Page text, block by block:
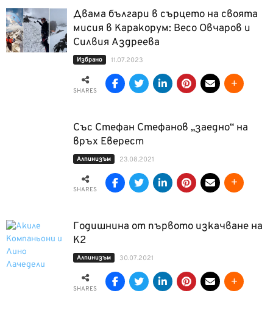
Двама българи в сърцето на своята
мисия в Каракорум: Весо Овчаров и
Силвия Аздреева
Избрано 11.07.2023
SHARES
Със Стефан Стефанов „заедно“ на
връх Еверест
Алпинизъм 23.08.2021
SHARES
Годишнина от първото изкачване на
К2
Алпинизъм 30.07.2021
SHARES